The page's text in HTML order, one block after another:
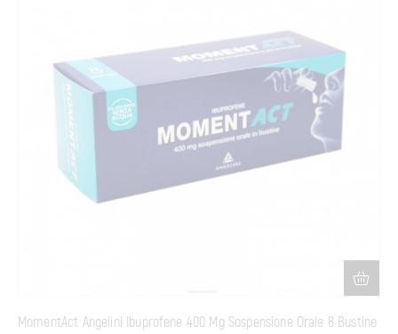
MomentAct Angelini Ibuprofene 400 Mg Sospensione Orale 8 Bustine